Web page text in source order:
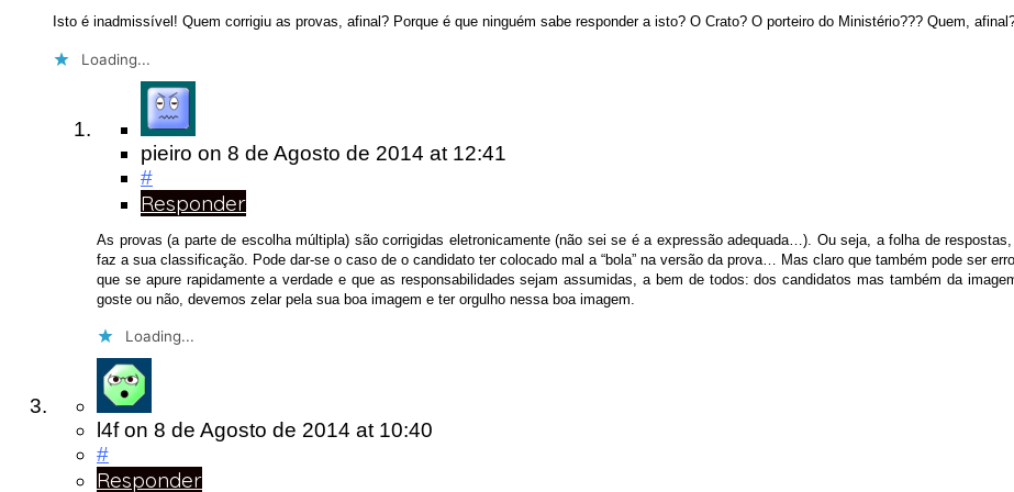
Isto é inadmissível! Quem corrigiu as provas, afinal? Porque é que ninguém sabe responder a isto? O Crato? O porteiro do Ministério??? Quem,
Loading...
pieiro on 8 de Agosto de 2014 at 12:41
#
Responder
As provas (a parte de escolha múltipla) são corrigidas eletronicamente (não sei se é a expressão adequada…). Ou seja, a folha de
faz a sua classificação. Pode dar-se o caso de o candidato ter colocado mal a “bola” na versão da prova… Mas claro que também pode ser
que se apure rapidamente a verdade e que as responsabilidades sejam assumidas, a bem de todos: dos candidatos mas também da
goste ou não, devemos zelar pela sua boa imagem e ter orgulho nessa boa imagem.
Loading...
l4fon 8 de Agosto de 2014 at 10:40
#
Responder